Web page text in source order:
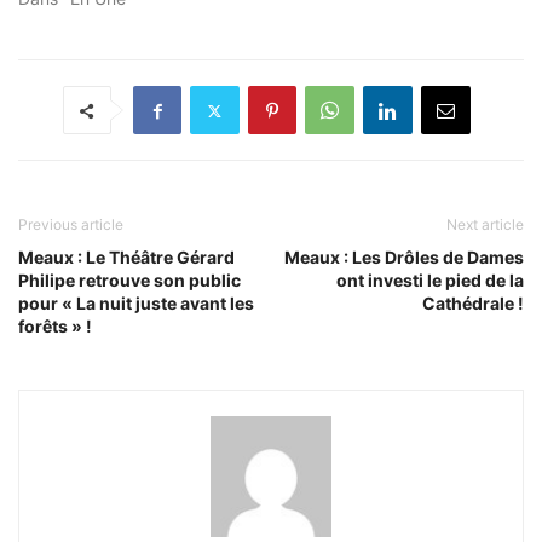
Previous article
Meaux : Le Théâtre Gérard
Philipe retrouve son public
pour « La nuit juste avant les
forêts » !
Next article
Meaux : Les Drôles de Dames
ont investi le pied de la
Cathédrale !